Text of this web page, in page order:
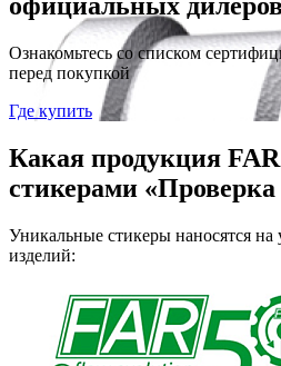
Ознакомьтесь со списком
перед покупкой
Где купить
Какая продукция
стикерами
Уникальные стикеры наносятся
изделий: